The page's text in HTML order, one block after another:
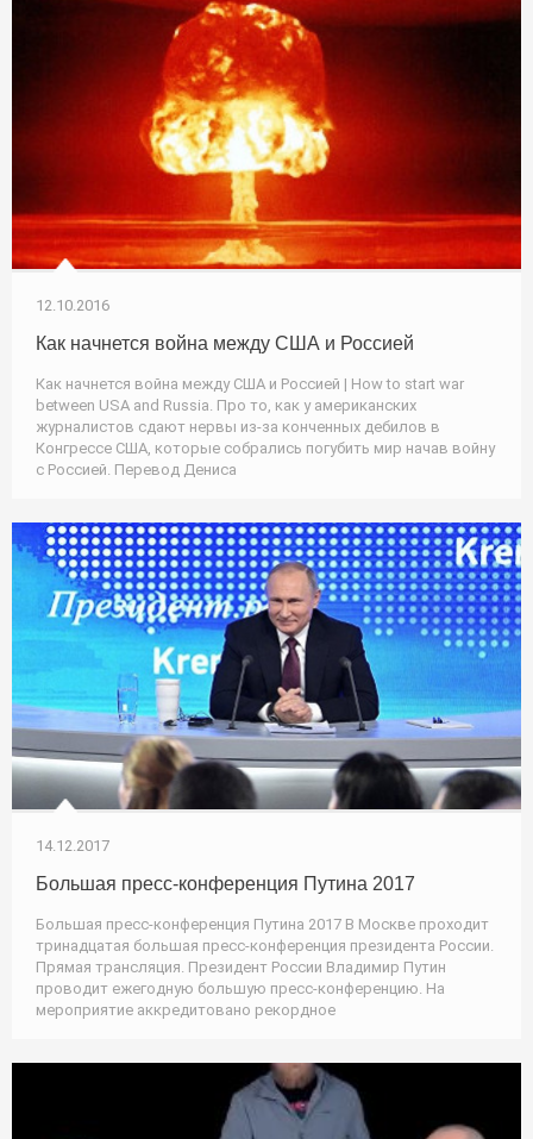
12.10.2016
Как начнется война между США и Россией
Как начнется война между США и Россией | How to start war
between USA and Russia. Про то, как у американских
журналистов сдают нервы из-за конченных дебилов в
Конгрессе США, которые собрались погубить мир начав войну
с Россией. Перевод Дениса
14.12.2017
Большая пресс-конференция Путина 2017
Большая пресс-конференция Путина 2017 В Москве проходит
тринадцатая большая пресс-конференция президента России.
Прямая трансляция. Президент России Владимир Путин
проводит ежегодную большую пресс-конференцию. На
мероприятие аккредитовано рекордное